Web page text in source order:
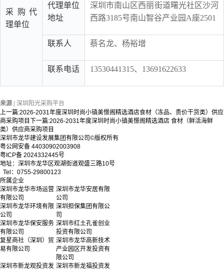
采购代
理单位
代理单位
地址
深圳市南山区西丽街道曙光社区沙河
西路3185号南山智谷产业园A座2501
联系人 蔡名龙、杨裕增
联系电话 13530441315、13691622633
来源 | 深圳 阳光采购平台
上一篇:2026-2031年度深圳时尚小镇美憬阁精选酒店食材（冻品、贵价干货类）供应
商采购项目 下一篇:2026-2031年度深圳时尚小镇美憬阁精选酒店 食材（鲜活海鲜
类）供应商采购项目
深圳市龙华建设发展集团有限公司©版权所有
粤公网安备 44030902003908
粤ICP备 2024332445号
地址：深圳市龙华区观湖街道观盛三路10号
Tel：0755-29800123
所属企业
深圳市龙华市场运营
有限公司
深圳市龙华安居有限
公司
深圳市龙华环境有限
公司
深圳担保集团有限公
司
深圳市龙华保安服务
有限公司
深圳市红土孔雀创业
投资有限公司
复星商社（深圳）贸
易有限公司
深圳市龙华高新技术
产业园区开发投资有
限公司
深圳市新龙观投资发 深圳市新龙福投资发